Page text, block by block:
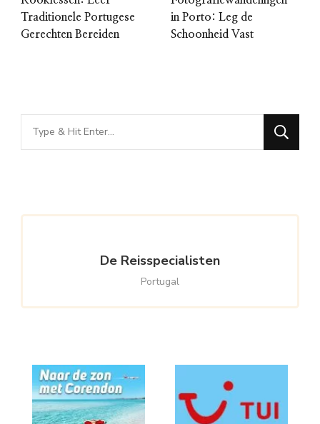
Traditionele Portugese
Gerechten Bereiden
in Porto: Leg de
Schoonheid Vast
Looking
for
De Reisspecialisten
Portugal